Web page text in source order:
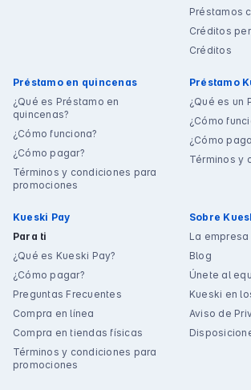
Préstamos
Créditos
Créditos
Préstamo en quincenas
¿Qué es Préstamo en
quincenas?
¿Cómo funciona?
¿Cómo pagar?
Términos y condiciones para
promociones
Préstamo
¿Qué es un
¿Cómo
¿Cómo
Términos y
Kueski Pay
Para ti
¿Qué es Kueski Pay?
¿Cómo pagar?
Preguntas Frecuentes
Compra en línea
Compra en tiendas físicas
Términos y condiciones para
promociones
Sobre
La empresa
Blog
Únete al
Kueski en
Aviso de